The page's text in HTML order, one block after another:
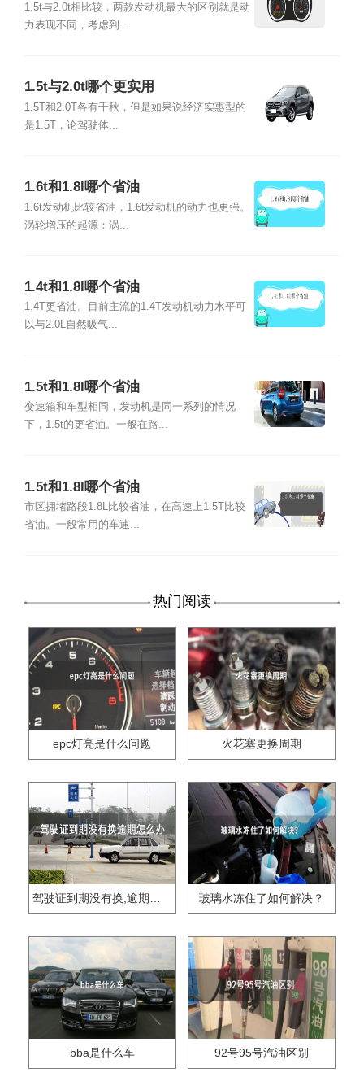
1.5t与2.0t相比较，两款发动机最大的区别就是动
力表现不同，考虑到...
1.5t与2.0t哪个更实用
1.5T和2.0T各有千秋，但是如果说经济实惠型的
是1.5T，论驾驶体...
1.6t和1.8l哪个省油
1.6t发动机比较省油，1.6t发动机的动力也更强。
涡轮增压的起源：涡...
1.4t和1.8l哪个省油
1.4T更省油。目前主流的1.4T发动机动力水平可
以与2.0L自然吸气...
1.5t和1.8l哪个省油
变速箱和车型相同，发动机是同一系列的情况
下，1.5t的更省油。一般在路...
1.5t和1.8l哪个省油
市区拥堵路段1.8L比较省油，在高速上1.5T比较
省油。一般常用的车速...
热门阅读
epc灯亮是什么问题 火花塞更换周期
驾驶证到期没有换,逾期怎么办?? 玻璃水冻住了如何解决？
bba是什么车 92号95号汽油区别